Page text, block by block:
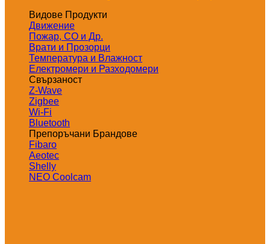
Видове Продукти
Движение
Пожар, СО и Др.
Врати и Прозорци
Температура и Влажност
Електромери и Разходомери
Свързаност
Z-Wave
Zigbee
Wi-Fi
Bluetooth
Препоръчани Брандове
Fibaro
Aeotec
Shelly
NEO Coolcam